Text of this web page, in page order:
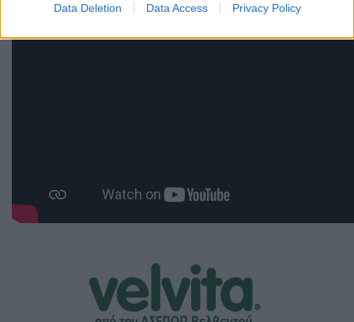
Data Deletion Data Access Privacy Policy